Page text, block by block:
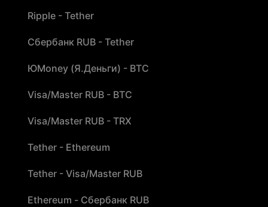
Ripple - Tether
Сбербанк RUB - Tether
ЮMoney (Я.Деньги) - BTC
Visa/Master RUB - BTC
Visa/Master RUB - TRX
Tether - Ethereum
Tether - Visa/Master RUB
Ethereum - Сбербанк RUB